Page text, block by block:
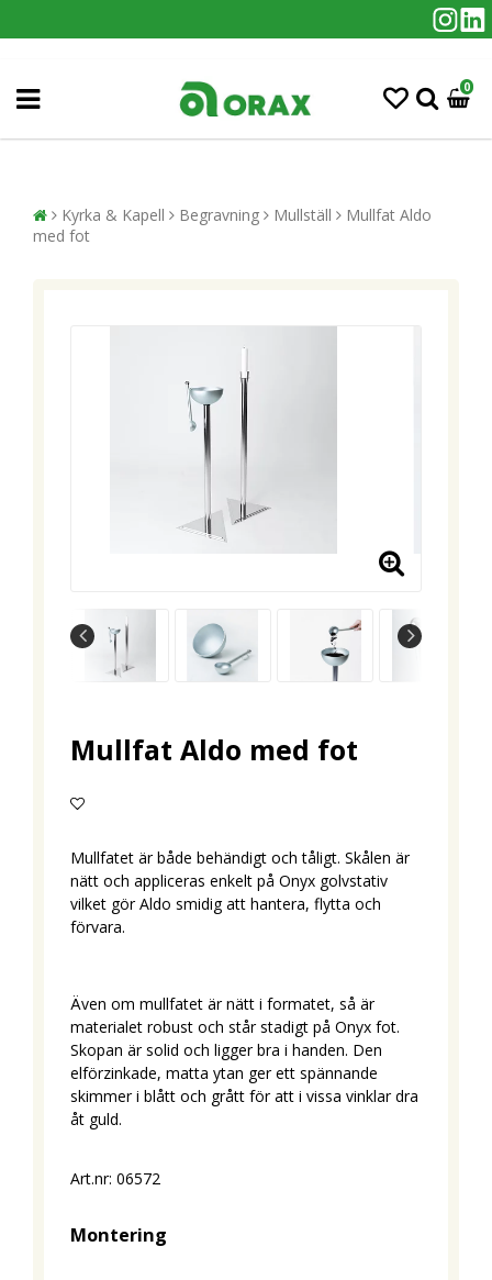
0
Kyrka & Kapell Begravning Mullställ
Mullfat Aldo
med fot
Mullfat Aldo med fot
Mullfatet är både behändigt och tåligt. Skålen är
nätt och appliceras enkelt på Onyx golvstativ
vilket gör Aldo smidig att hantera, flytta och
förvara.
Även om mullfatet är nätt i formatet, så är
materialet robust och står stadigt på Onyx fot.
Skopan är solid och ligger bra i handen. Den
elförzinkade, matta ytan ger ett spännande
skimmer i blått och grått för att i vissa vinklar dra
åt guld.
Art.nr: 06572
Montering